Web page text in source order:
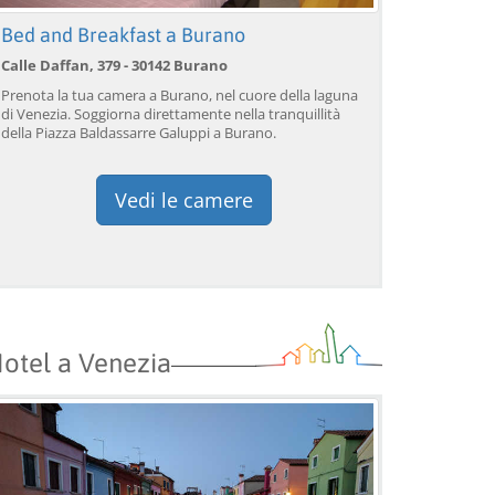
Venezia: giro in gondola
sul Canal Grande con
da 39,04 EUR 4.2(17101)
PRENOTA →
Venezia: giro in gondola
sotto il Ponte dei Sospiri™
da 38,56 EUR
PRENOTA →
Bed and Breakfast a Burano
Calle Daffan, 379 - 30142 Burano
Prenota la tua camera a Burano, nel cuore della laguna
di Venezia. Soggiorna direttamente nella tranquillità
della Piazza Baldassarre Galuppi a Burano.
Vedi le camere
a Venezia